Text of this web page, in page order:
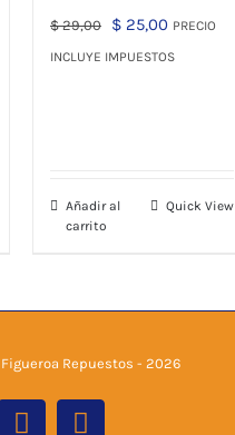
$29,00
El
precio
$25,00El
precio
PRECIO
INCLUYE IMPUESTOS
Añadir al
carrito
Quick View
Repuestos - 2026